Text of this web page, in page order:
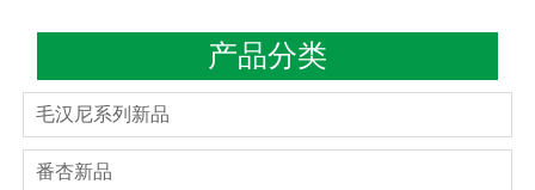
产品分类
毛汉尼系列新品
番杏新品